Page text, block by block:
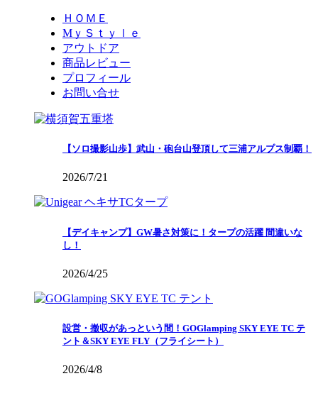
ＨＯＭＥ
MｙＳｔｙｌｅ
アウトドア
商品レビュー
プロフィール
お問い合せ
【ソロ撮影山歩】武山・砲台山登頂して三浦アルプス制覇！
2026/7/21
【デイキャンプ】GW暑さ対策に！タープの活躍 間違いな
し！
2026/4/25
設営・撤収があっという間！GOGlamping SKY EYE TC テ
ント＆SKY EYE FLY（フライシート）
2026/4/8